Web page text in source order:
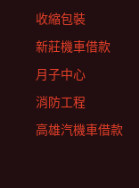
收縮包裝
新莊機車借款
月子中心
消防工程
高雄汽機車借款